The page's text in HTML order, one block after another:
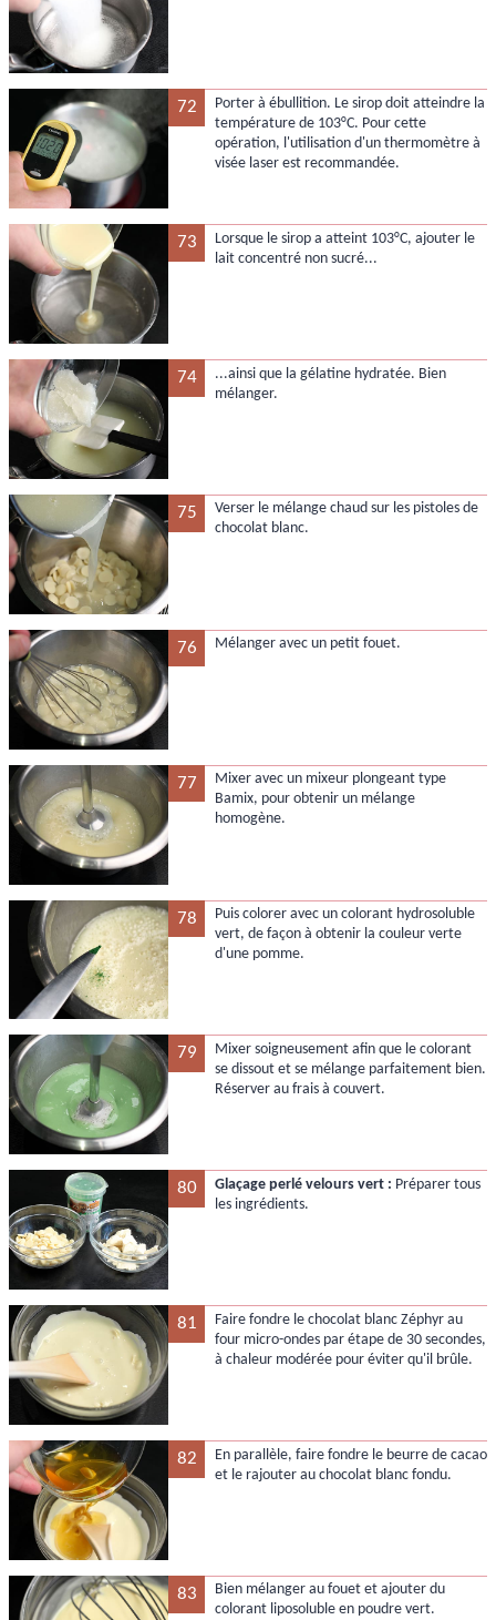
72
Porter à ébullition. Le sirop doit atteindre la
température de 103°C. Pour cette
opération, l'utilisation d'un thermomètre à
visée laser est recommandée.
73
Lorsque le sirop a atteint 103°C, ajouter le
lait concentré non sucré...
74
...ainsi que la gélatine hydratée. Bien
mélanger.
75
Verser le mélange chaud sur les pistoles de
chocolat blanc.
76 Mélanger avec un petit fouet.
77
Mixer avec un mixeur plongeant type
Bamix, pour obtenir un mélange
homogène.
78
Puis colorer avec un colorant hydrosoluble
vert, de façon à obtenir la couleur verte
d'une pomme.
79
Mixer soigneusement afin que le colorant
se dissout et se mélange parfaitement bien.
Réserver au frais à couvert.
80 Glaçage perlé velours vert : Préparer tous
les ingrédients.
81
Faire fondre le chocolat blanc Zéphyr au
four micro-ondes par étape de 30 secondes,
à chaleur modérée pour éviter qu'il brûle.
82
En parallèle, faire fondre le beurre de cacao
et le rajouter au chocolat blanc fondu.
83
Bien mélanger au fouet et ajouter du
colorant liposoluble en poudre vert.